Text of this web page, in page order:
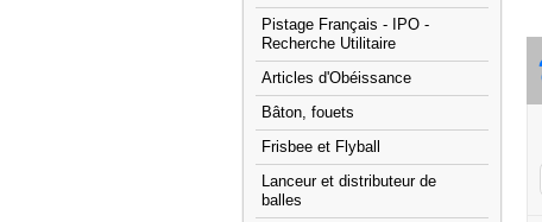
Pistage Français - IPO -
Recherche Utilitaire
Articles d'Obéissance
Bâton, fouets
Frisbee et Flyball
Lanceur et distributeur de
balles